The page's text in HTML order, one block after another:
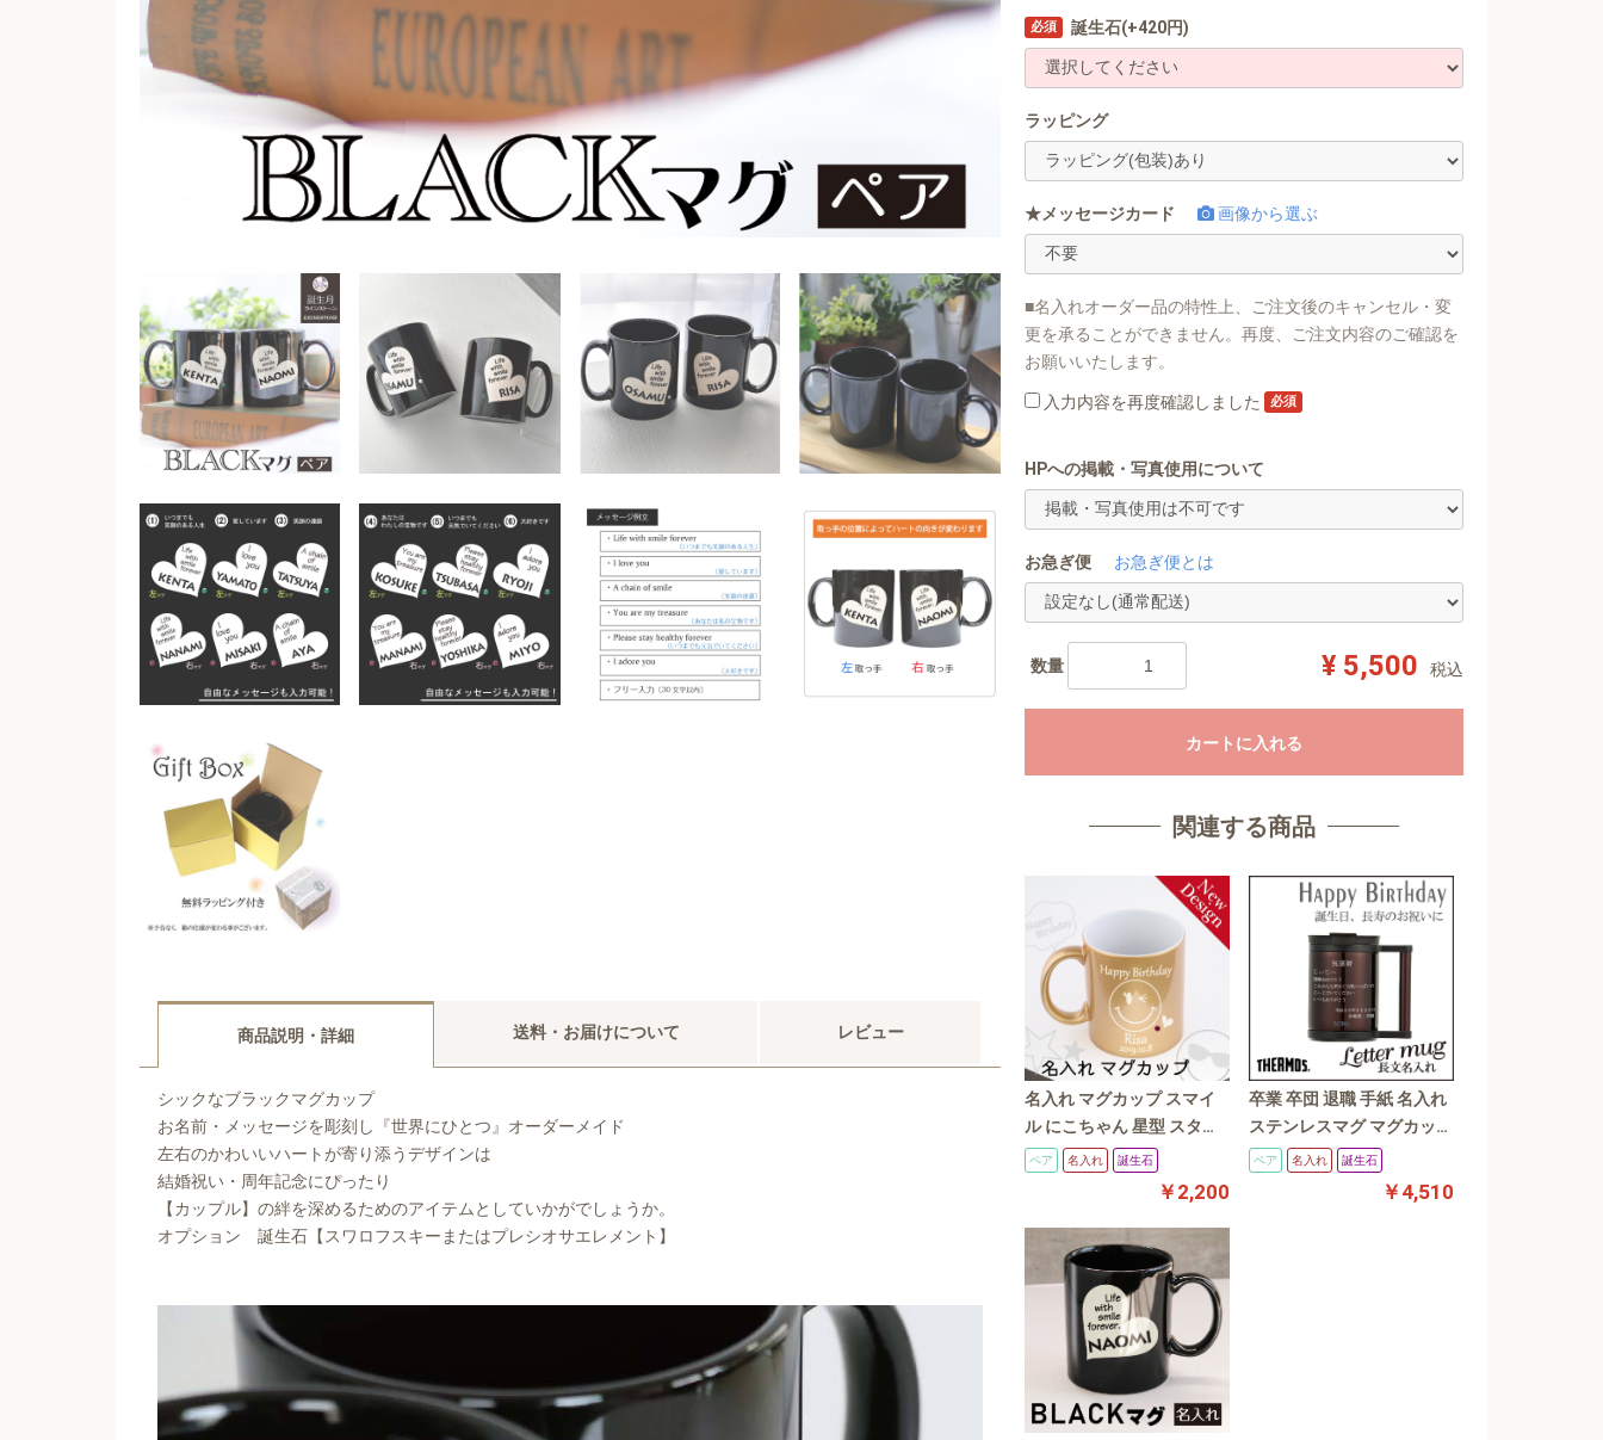
商品説明・詳細 送料・お届けについて レビュー
シックなブラックマグカップ
お名前・メッセージを彫刻し『世界にひとつ』オーダーメイド
左右のかわいいハートが寄り添うデザインは
結婚祝い・周年記念にぴったり
【カップル】の絆を深めるためのアイテムとしていかがでしょうか。
オプション 誕生石【スワロフスキーまたはプレシオサエレメント】
必須 誕生石(+420円)
ラッピング
★メッセージカード 画像から選ぶ
■名入れオーダー品の特性上、ご注文後のキャンセル・変
更を承ることができません。再度、ご注文内容のご確認を
お願いいたします。
入力内容を再度確認しました 必須
HPへの掲載・写真使用について
お急ぎ便 お急ぎ便とは
数量 ¥ 5,500 税込
カートに入れる
関連する商品
名入れ マグカップ スマイ
ル にこちゃん 星型 スター
ハート ねこ いぬ 名入れマ
グカップ 名入れ無料 金色
名前入れ マグ 誕生日/プレ
ゼント ゴールド POP
ペア 名入れ 誕生石
￥2,200
卒業 卒団 退職 手紙 名入れ
ステンレスマグ マグカップ
サーモスMG/S
ペア 名入れ 誕生石
￥4,510